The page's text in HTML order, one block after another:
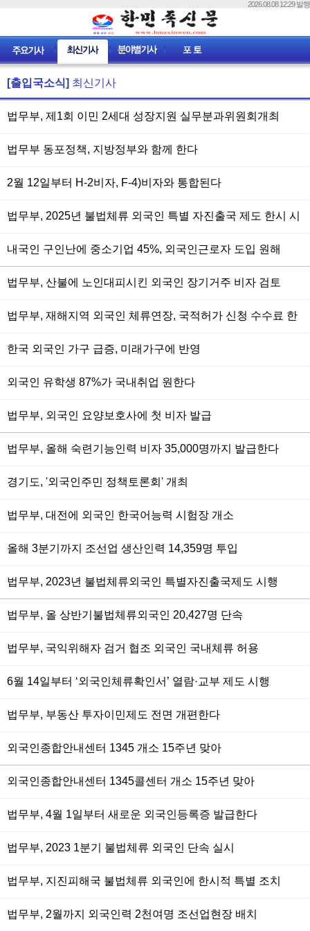
2026.08.08 12:29 발행
[출입국소식] 최신기사
법무부, 제1회 이민 2세대 성장지원 실무분과위원회개최
법무부 동포정책, 지방정부와 함께 한다
2월 12일부터 H-2비자, F-4)비자와 통합된다
법무부, 2025년 불법체류 외국인 특별 자진출국 제도 한시 시
내국인 구인난에 중소기업 45%, 외국인근로자 도입 원해
법무부, 산불에 노인대피시킨 외국인 장기거주 비자 검토
법무부, 재해지역 외국인 체류연장, 국적허가 신청 수수료 한
한국 외국인 가구 급증, 미래가구에 반영
외국인 유학생 87%가 국내취업 원한다
법무부, 외국인 요양보호사에 첫 비자 발급
법무부, 올해 숙련기능인력 비자 35,000명까지 발급한다
경기도, '외국인주민 정책토론회' 개최
법무부, 대전에 외국인 한국어능력 시험장 개소
올해 3분기까지 조선업 생산인력 14,359명 투입
법무부, 2023년 불법체류외국인 특별자진출국제도 시행
법무부, 올 상반기불법체류외국인 20,427명 단속
법무부, 국익위해자 검거 협조 외국인 국내체류 허용
6월 14일부터 ‘외국인체류확인서’ 열람·교부 제도 시행
법무부, 부동산 투자이민제도 전면 개편한다
외국인종합안내센터 1345 개소 15주년 맞아
외국인종합안내센터 1345콜센터 개소 15주년 맞아
법무부, 4월 1일부터 새로운 외국인등록증 발급한다
법무부, 2023 1분기 불법체류 외국인 단속 실시
법무부, 지진피해국 불법체류 외국인에 한시적 특별 조치
법무부, 2월까지 외국인력 2천여명 조선업현장 배치